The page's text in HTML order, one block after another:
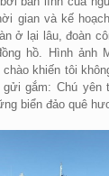
gian và kế
ở lại lâu, đoàn
hồ. Hình ảnh
khiến tôi
gắm: Chú yên
biển đảo quê